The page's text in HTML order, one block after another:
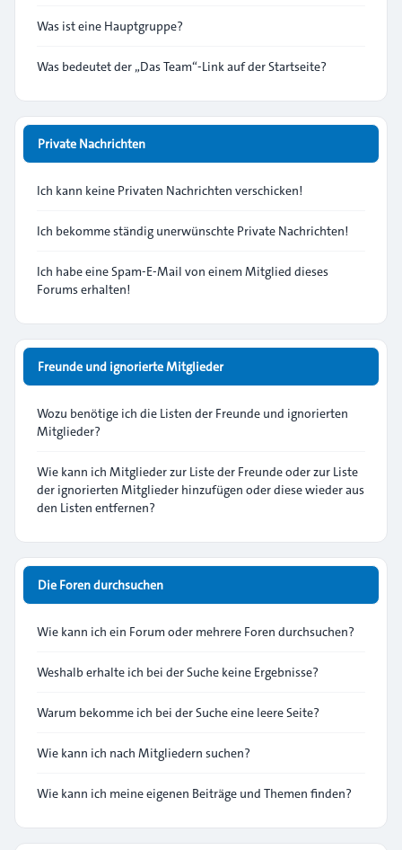
Was ist eine Hauptgruppe?
Was bedeutet der „Das Team“-Link auf der Startseite?
Private Nachrichten
Ich kann keine Privaten Nachrichten verschicken!
Ich bekomme ständig unerwünschte Private Nachrichten!
Ich habe eine Spam-E-Mail von einem Mitglied dieses
Forums erhalten!
Freunde und ignorierte Mitglieder
Wozu benötige ich die Listen der Freunde und ignorierten
Mitglieder?
Wie kann ich Mitglieder zur Liste der Freunde oder zur Liste
der ignorierten Mitglieder hinzufügen oder diese wieder aus
den Listen entfernen?
Die Foren durchsuchen
Wie kann ich ein Forum oder mehrere Foren durchsuchen?
Weshalb erhalte ich bei der Suche keine Ergebnisse?
Warum bekomme ich bei der Suche eine leere Seite?
Wie kann ich nach Mitgliedern suchen?
Wie kann ich meine eigenen Beiträge und Themen finden?